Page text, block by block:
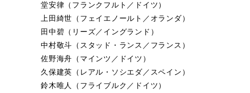
堂安律（フランクフルト／ドイツ）
上田綺世（フェイエノールト／オランダ）
田中碧（リーズ／イングランド）
中村敬斗（スタッド・ランス／フランス）
佐野海舟（マインツ／ドイツ）
久保建英（レアル・ソシエダ／スペイン）
鈴木唯人（フライブルク／ドイツ）